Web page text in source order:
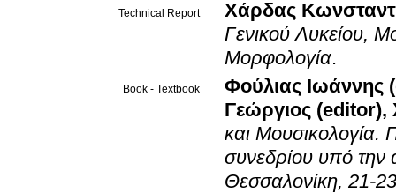
Technical Report
Χάρδας
Γενικού Λυκείου,
Μορφολογία.
Book - Textbook
Φούλιας Ιωάννης
Γεώργιος (editor),
και Μουσικολογία.
συνεδρίου υπό την
Θεσσαλονίκη, 21-